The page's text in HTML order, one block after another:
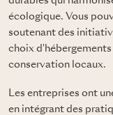
écologique. Vous
soutenant des
choix
conservation locaux.
Les entreprises ont
en intégrant des